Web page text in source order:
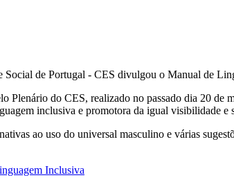
de Portugal - CES divulgou o Manual de
Plenário do CES, realizado no passado dia 20 de
inclusiva e promotora da igual visibilidade e
ao uso do universal masculino e várias
Inclusiva